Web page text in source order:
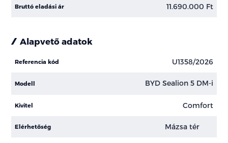
Bruttó eladási ár 11.690.000 Ft
Alapvető adatok
Referencia kód U1358/2026
Modell BYD Sealion 5 DM-i
Kivitel Comfort
Elérhetőség Mázsa tér